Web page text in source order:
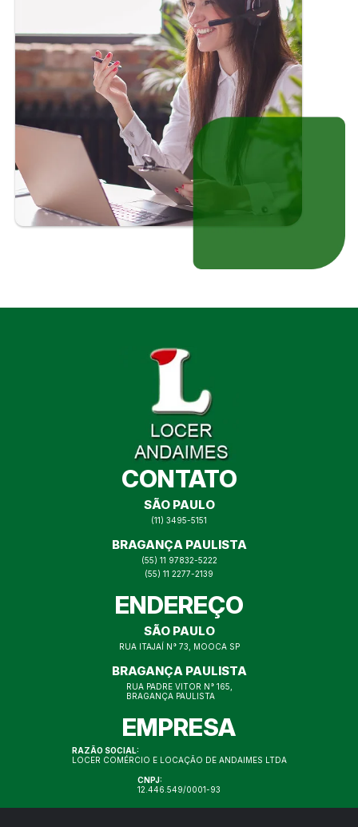
CONTATO
SÃO PAULO
(11) 3495-5151
BRAGANÇA PAULISTA
(55) 11 97832-5222
(55) 11 2277-2139
ENDEREÇO
SÃO PAULO
RUA ITAJAÍ N° 73, MOOCA SP
BRAGANÇA PAULISTA
RUA PADRE VITOR N° 165,
BRAGANÇA PAULISTA
EMPRESA
RAZÃO SOCIAL:
LOCER COMÉRCIO E LOCAÇÃO DE ANDAIMES LTDA
CNPJ:
12.446.549/0001-93